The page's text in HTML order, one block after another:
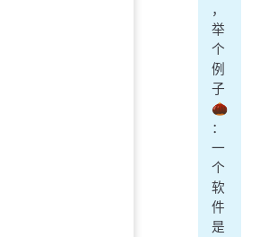
，
举
个
例
子
🌰
：
一
个
软
件
是